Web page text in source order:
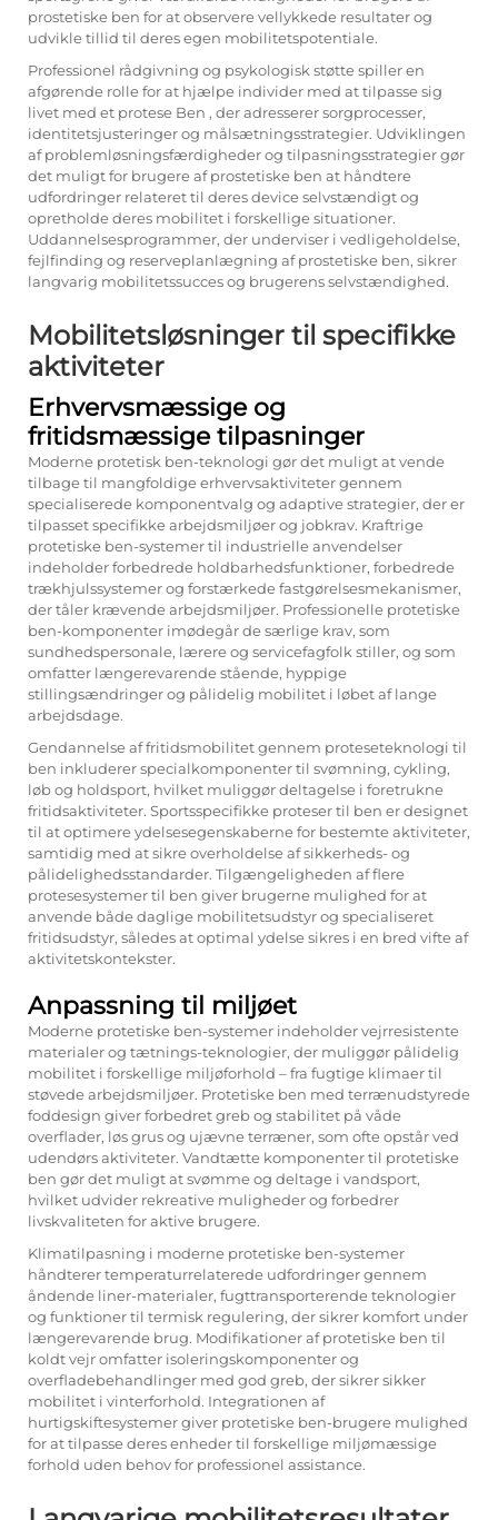
prostetiske ben for at observere vellykkede resultater og
udvikle tillid til deres egen mobilitetspotentiale.
Professionel rådgivning og psykologisk støtte spiller en
afgørende rolle for at hjælpe individer med at tilpasse sig
livet med et protese Ben , der adresserer sorgprocesser,
identitetsjusteringer og målsætningsstrategier. Udviklingen
af problemløsningsfærdigheder og tilpasningsstrategier gør
det muligt for brugere af prostetiske ben at håndtere
udfordringer relateret til deres device selvstændigt og
opretholde deres mobilitet i forskellige situationer.
Uddannelsesprogrammer, der underviser i vedligeholdelse,
fejlfinding og reserveplanlægning af prostetiske ben, sikrer
langvarig mobilitetssucces og brugerens selvstændighed.
Mobilitetsløsninger til specifikke
aktiviteter
Erhvervsmæssige og
fritidsmæssige tilpasninger
Moderne protetisk ben-teknologi gør det muligt at vende
tilbage til mangfoldige erhvervsaktiviteter gennem
specialiserede komponentvalg og adaptive strategier, der er
tilpasset specifikke arbejdsmiljøer og jobkrav. Kraftrige
protetiske ben-systemer til industrielle anvendelser
indeholder forbedrede holdbarhedsfunktioner, forbedrede
trækhjulssystemer og forstærkede fastgørelsesmekanismer,
der tåler krævende arbejdsmiljøer. Professionelle protetiske
ben-komponenter imødegår de særlige krav, som
sundhedspersonale, lærere og servicefagfolk stiller, og som
omfatter længerevarende stående, hyppige
stillingsændringer og pålidelig mobilitet i løbet af lange
arbejdsdage.
Gendannelse af fritidsmobilitet gennem proteseteknologi til
ben inkluderer specialkomponenter til svømning, cykling,
løb og holdsport, hvilket muliggør deltagelse i foretrukne
fritidsaktiviteter. Sportsspecifikke proteser til ben er designet
til at optimere ydelsesegenskaberne for bestemte aktiviteter,
samtidig med at sikre overholdelse af sikkerheds- og
pålidelighedsstandarder. Tilgængeligheden af flere
protesesystemer til ben giver brugerne mulighed for at
anvende både daglige mobilitetsudstyr og specialiseret
fritidsudstyr, således at optimal ydelse sikres i en bred vifte af
aktivitetskontekster.
Anpassning til miljøet
Moderne protetiske ben-systemer indeholder vejrresistente
materialer og tætnings-teknologier, der muliggør pålidelig
mobilitet i forskellige miljøforhold – fra fugtige klimaer til
støvede arbejdsmiljøer. Protetiske ben med terrænudstyrede
foddesign giver forbedret greb og stabilitet på våde
overflader, løs grus og ujævne terræner, som ofte opstår ved
udendørs aktiviteter. Vandtætte komponenter til protetiske
ben gør det muligt at svømme og deltage i vandsport,
hvilket udvider rekreative muligheder og forbedrer
livskvaliteten for aktive brugere.
Klimatilpasning i moderne protetiske ben-systemer
håndterer temperaturrelaterede udfordringer gennem
åndende liner-materialer, fugttransporterende teknologier
og funktioner til termisk regulering, der sikrer komfort under
længerevarende brug. Modifikationer af protetiske ben til
koldt vejr omfatter isoleringskomponenter og
overfladebehandlinger med god greb, der sikrer sikker
mobilitet i vinterforhold. Integrationen af
hurtigskiftesystemer giver protetiske ben-brugere mulighed
for at tilpasse deres enheder til forskellige miljømæssige
forhold uden behov for professionel assistance.